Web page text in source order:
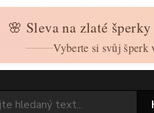
🌸 Sleva na zlaté šperky
Vyberte si svůj šperk